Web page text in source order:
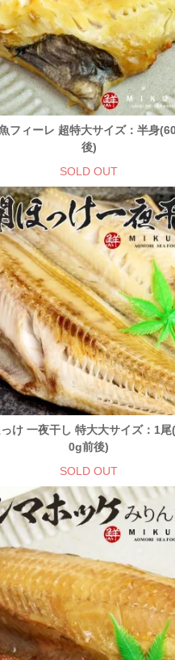
フィーレ 超特大サイズ：半身
後)
SOLD OUT
け 一夜干し 特大大サイズ：1尾
0g前後)
SOLD OUT